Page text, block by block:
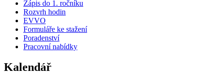
Zápis do 1. ročníku
Rozvrh hodin
EVVO
Formuláře ke stažení
Poradenství
Pracovní nabídky
Kalendář